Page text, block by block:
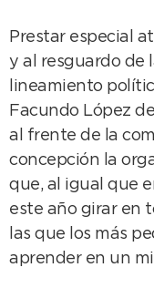
Prestar especial
y al resguardo de
lineamiento
Facundo López
al frente de la
concepción la
que, al igual que
este año girar en
las que los más
aprender en un